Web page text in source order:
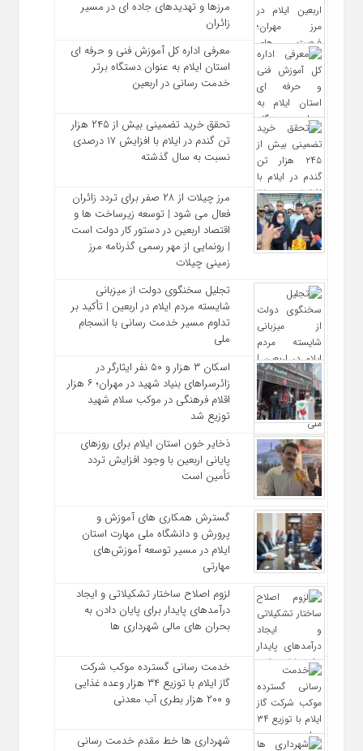
مرزها و تهدیدهای جاده‌ ای در مسیر
زائران
معرفی اداره کل آموزش فنی و حرفه‌ ای
استان ایلام به‌ عنوان دستگاه برتر
خدمت‌ رسانی در اربعین
تحقق خرید تضمینی بیش از ۲۴۵ هزار
تن گندم در ایلام با افزایش ۱۷ درصدی
نسبت به سال گذشته
مرز چیلات از ۲۸ صفر برای تردد زائران
فعال می‌ شود | توسعه زیرساخت‌ ها و
اقتصاد اربعین در دستور کار دولت است
| رونمایی از مهر رسمی گذرنامه مرز
زمینی چیلات
تجلیل سخنگوی دولت از میزبانی
شایسته مردم ایلام در اربعین | تأکید بر
تداوم مسیر خدمت‌ رسانی با انسجام
ملی
اسکان ۳ هزار و ۵۰ نفر ایثارگر در
زائرسراهای بنیاد شهید در مهران؛ ۶ هزار
اقلام فرهنگی در موکب سلام شهید
توزیع شد
ذخایر خون استان ایلام برای روزهای
پایانی اربعین با وجود افزایش تردد
تأمین است
گسترش همکاری‌ های آموزش و
پرورش و دانشگاه ملی مهارت استان
ایلام در مسیر توسعه آموزش‌های
مهارتی
لزوم اصلاح ساختار تشکیلاتی و ایجاد
درآمدهای پایدار برای پایان دادن به
بحران‌ های مالی شهرداری‌ ها
خدمت رسانی گسترده موکب شرکت
گاز ایلام با توزیع ۳۴ هزار وعده غذایی
و ۲۰۰ هزار بطری آب معدنی
شهرداری‌ ها خط مقدم خدمت ‌رسانی